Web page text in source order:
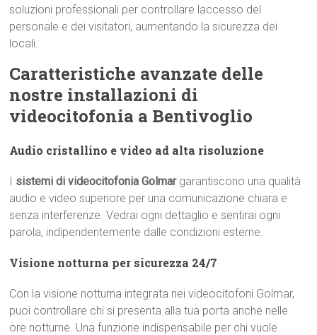
soluzioni professionali per controllare laccesso del
personale e dei visitatori, aumentando la sicurezza dei
locali.
Caratteristiche avanzate delle
nostre installazioni di
videocitofonia a Bentivoglio
Audio cristallino e video ad alta risoluzione
I sistemi di videocitofonia Golmargarantiscono una qualità
audio e video superiore per una comunicazione chiara e
senza interferenze. Vedrai ogni dettaglio e sentirai ogni
parola, indipendentemente dalle condizioni esterne.
Visione notturna per sicurezza 24/7
Con la visione notturna integrata nei videocitofoni Golmar,
puoi controllare chi si presenta alla tua porta anche nelle
ore notturne. Una funzione indispensabile per chi vuole